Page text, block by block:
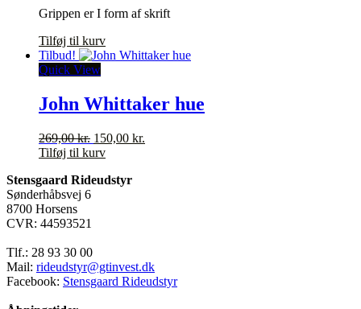
varesiden
pris
1.198,00 kr..
pris
Grippen er I form af skrift
Tilføj til kurv
Tilbud!
Quick View
John Whittaker hue
269,00kr. Den
oprindelige
var:
150,00 kr.
Tilføj til kurv
Stensgaard Rideudstyr
Sønderhåbsvej 6
8700 Horsens
CVR: 44593521
Tlf.: 28 93 30 00
Mail: rideudstyr@gtinvest.dk
Facebook: Stensgaard Rideudstyr